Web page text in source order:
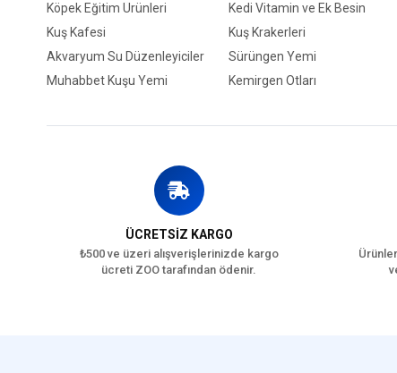
Köpek Eğitim Ürünleri
Kedi Vitamin ve Ek Besin
Kuş Kafesi
Kuş Krakerleri
Akvaryum Su Düzenleyiciler
Sürüngen Yemi
Muhabbet Kuşu Yemi
Kemirgen Otları
ÜCRETSİZ KARGO
₺500 ve üzeri alışverişlerinizde kargo
ücreti ZOO tarafından ödenir.